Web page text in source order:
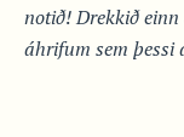
notið! Drekkið
áhrifum sem